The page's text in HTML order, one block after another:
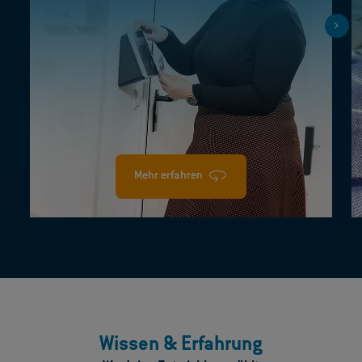
Mehr erfahren
Wissen & Erfahrung